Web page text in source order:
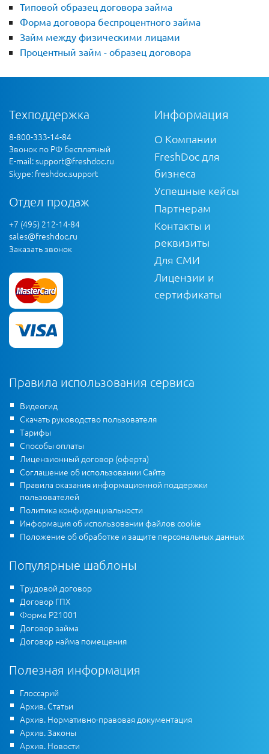
Типовой образец договора займа
Форма договора беспроцентного займа
Займ между физическими лицами
Процентный займ - образец договора
Техподдержка
8-800-333-14-84
Звонок по РФ бесплатный
E-mail:support@freshdoc.ru
Skype: freshdoc.support
Отдел продаж
+7 (495) 212-14-84
sales@freshdoc.ru
Заказать звонок
Информация
О Компании
FreshDoc для
бизнеса
Успешные кейсы
Партнерам
Контакты и
реквизиты
Для СМИ
Лицензии и
сертификаты
Правила использования сервиса
Видеогид
Скачать руководство пользователя
Тарифы
Способы оплаты
Лицензионный договор (оферта)
Соглашение об использовании Сайта
Правила оказания информационной поддержки
пользователей
Политика конфиденциальности
Информация об использовании файлов cookie
Положение об обработке и защите персональных данных
Популярные шаблоны
Трудовой договор
Договор ГПХ
Форма Р21001
Договор займа
Договор найма помещения
Полезная информация
Глоссарий
Архив. Статьи
Архив. Нормативно-правовая документация
Архив. Законы
Архив. Новости